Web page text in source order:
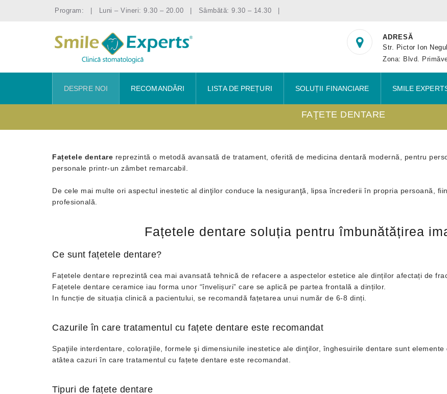
Program: Luni – Vineri: 9.30 – 20.00 Sâmbătă: 9.30 – 14.30
ADRESĂ
Str. Pictor Ion
Zona: Blvd.
DESPRE NOI RECOMANDĂRI LISTA DE PREȚURI SOLUȚII FINANCIARE SMILE
FAŢETE DENTARE
Fațetele dentare reprezintă o metodă avansată de tratament, oferită de medicina dentară modernă, pentru
personale printr-un zâmbet remarcabil.
De cele mai multe ori aspectul inestetic al dinţilor conduce la nesiguranţă, lipsa încrederii în propria persoană,
profesională.
Fațetele dentare soluția pentru îmbunătățirea
Ce sunt fațetele dentare?
Fațetele dentare reprezintă cea mai avansată tehnică de refacere a aspectelor estetice ale dinților afectați de
Fațetele dentare ceramice iau forma unor “învelișuri” care se aplică pe partea frontală a dinților.
In funcție de situația clinică a pacientului, se recomandă fațetarea unui număr de 6-8 dinți.
Cazurile în care tratamentul cu fațete dentare este recomandat
Spaţiile interdentare, coloraţiile, formele şi dimensiunile inestetice ale dinţilor, înghesuirile dentare sunt
atâtea cazuri în care tratamentul cu fațete dentare este recomandat.
Tipuri de fațete dentare